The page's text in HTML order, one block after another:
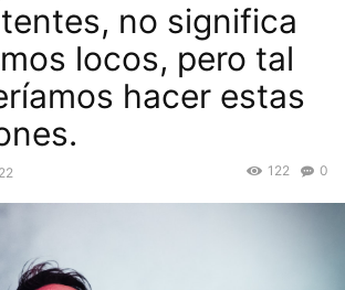
no significa
locos, pero tal
hacer estas
0
122